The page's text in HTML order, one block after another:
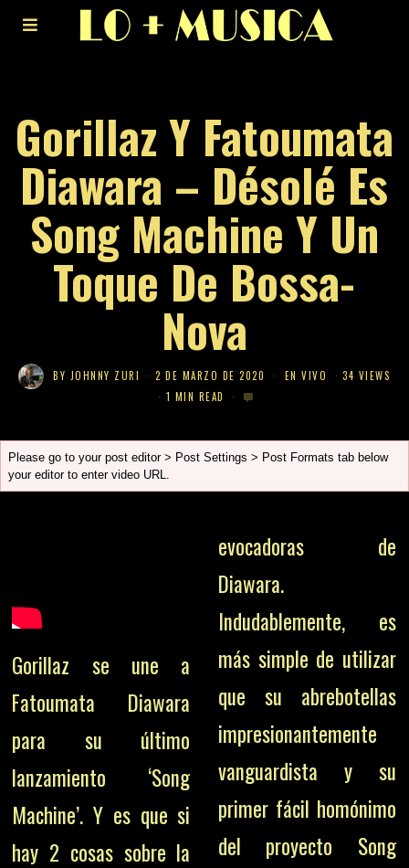
Gorillaz Y Fatoumata
Diawara – Désolé Es
Song Machine Y Un
Toque De Bossa-
Nova
BY JOHNNY ZURI 2 DE MARZO DE 2020 EN VIVO
34 VIEWS
1 MIN READ
Please go to your post editor > Post Settings > Post Formats tab below
your editor to enter video URL.
Gorillaz se une a
Fatoumata Diawara
para su último
lanzamiento ‘Song
Machine’. Y es que si
hay 2 cosas sobre la
evocadoras de
Diawara.
Indudablemente, es
más simple de utilizar
que su abrebotellas
impresionantemente
vanguardista y su
primer fácil homónimo
del proyecto Song